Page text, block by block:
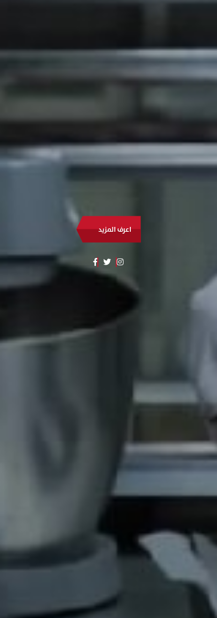
اعرف المزيد